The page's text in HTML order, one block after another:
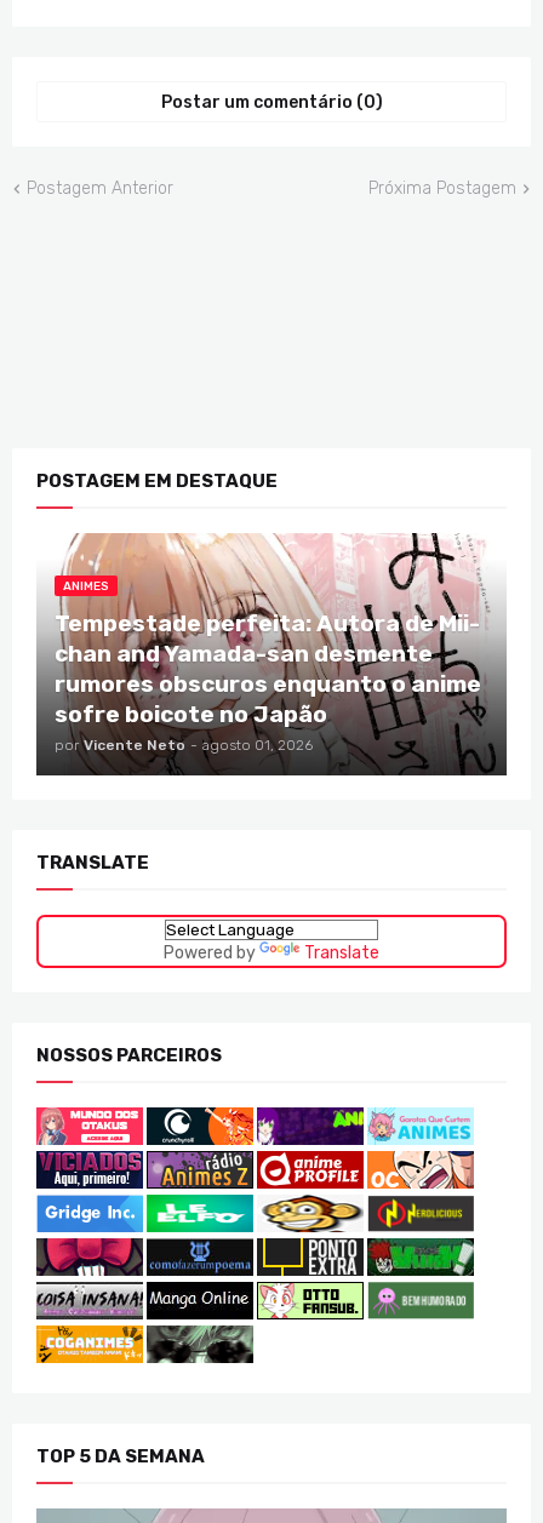
Postar um comentário (0)
Postagem Anterior Próxima Postagem
POSTAGEM EM DESTAQUE
ANIMES
Tempestade perfeita: Autora de Mii-
chan and Yamada-san desmente
rumores obscuros enquanto o anime
sofre boicote no Japão
por Vicente Neto - agosto 01, 2026
TRANSLATE
Powered by Translate
NOSSOS PARCEIROS
TOP 5 DA SEMANA